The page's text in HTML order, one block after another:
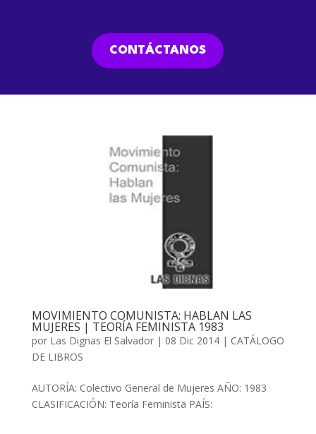
CONTÁCTANOS
MOVIMIENTO COMUNISTA: HABLAN LAS
MUJERES | TEORÍA FEMINISTA 1983
por Las Dignas El Salvador| 08 Dic 2014| CATÁLOGO
DE LIBROS
AUTORÍA: Colectivo General de Mujeres AÑO: 1983
CLASIFICACIÓN: Teoría Feminista PAÍS: